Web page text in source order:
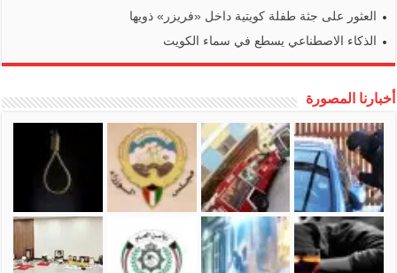
العثور على جثة طفلة كويتية داخل «فريزر» ذويها
الذكاء الاصطناعي يسطع في سماء الكويت
أخبارنا المصورة